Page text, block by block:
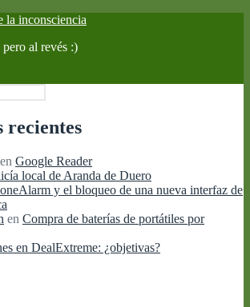
inconsciencia
al revés :)
recientes
en Google Reader
local de Aranda de Duero
y el bloqueo de una nueva interfaz de
en Compra de baterías de portátiles por
en DealExtreme: ¿objetivas?